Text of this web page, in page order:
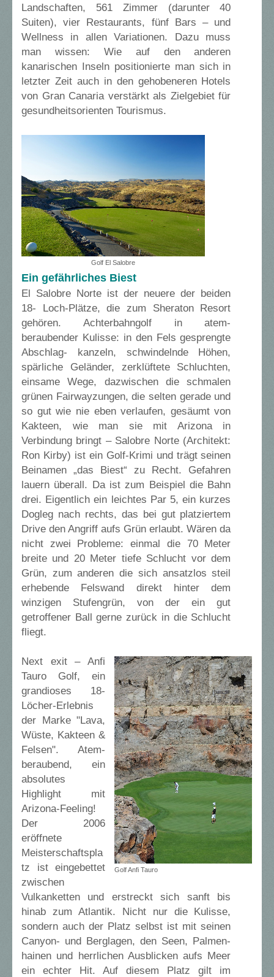
Landschaften, 561 Zimmer (darunter 40
Suiten), vier Restaurants, fünf Bars – und
Wellness in allen Variationen. Dazu muss
man wissen: Wie auf den anderen
kanarischen Inseln positionierte man sich in
letzter Zeit auch in den gehobeneren Hotels
von Gran Canaria verstärkt als Zielgebiet für
gesundheitsorienten Tourismus.
Golf El Salobre
Ein gefährliches Biest
El Salobre Norte ist der neuere der beiden
18- Loch-Plätze, die zum Sheraton Resort
gehören. Achterbahngolf in atem-
beraubender Kulisse: in den Fels gesprengte
Abschlag- kanzeln, schwindelnde Höhen,
spärliche Geländer, zerklüftete Schluchten,
einsame Wege, dazwischen die schmalen
grünen Fairwayzungen, die selten gerade und
so gut wie nie eben verlaufen, gesäumt von
Kakteen, wie man sie mit Arizona in
Verbindung bringt – Salobre Norte (Architekt:
Ron Kirby) ist ein Golf-Krimi und trägt seinen
Beinamen „das Biest“ zu Recht. Gefahren
lauern überall. Da ist zum Beispiel die Bahn
drei. Eigentlich ein leichtes Par 5, ein kurzes
Dogleg nach rechts, das bei gut platziertem
Drive den Angriff aufs Grün erlaubt. Wären da
nicht zwei Probleme: einmal die 70 Meter
breite und 20 Meter tiefe Schlucht vor dem
Grün, zum anderen die sich ansatzlos steil
erhebende Felswand direkt hinter dem
winzigen Stufengrün, von der ein gut
getroffener Ball gerne zurück in die Schlucht
fliegt.
Golf Anfi Tauro
Next exit – Anfi
Tauro Golf, ein
grandioses 18-
Löcher-Erlebnis
der Marke "Lava,
Wüste, Kakteen &
Felsen". Atem-
beraubend, ein
absolutes
Highlight mit
Arizona-Feeling!
Der 2006
eröffnete
Meisterschaftspla
tz ist eingebettet
zwischen
Vulkanketten und erstreckt sich sanft bis
hinab zum Atlantik. Nicht nur die Kulisse,
sondern auch der Platz selbst ist mit seinen
Canyon- und Berglagen, den Seen, Palmen-
hainen und herrlichen Ausblicken aufs Meer
ein echter Hit. Auf diesem Platz gilt im